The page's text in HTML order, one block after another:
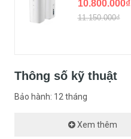
10.800.000₫
11.150.000₫
Thông số kỹ thuật
Bảo hành: 12 tháng
Xem thêm